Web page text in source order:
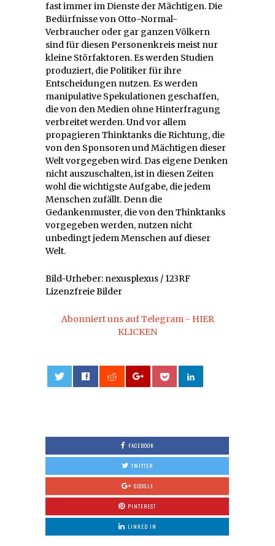
fast immer im Dienste der Mächtigen. Die
Bedürfnisse von Otto-Normal-
Verbraucher oder gar ganzen Völkern
sind für diesen Personenkreis meist nur
kleine Störfaktoren. Es werden Studien
produziert, die Politiker für ihre
Entscheidungen nutzen. Es werden
manipulative Spekulationen geschaffen,
die von den Medien ohne Hinterfragung
verbreitet werden. Und vor allem
propagieren Thinktanks die Richtung, die
von den Sponsoren und Mächtigen dieser
Welt vorgegeben wird. Das eigene Denken
nicht auszuschalten, ist in diesen Zeiten
wohl die wichtigste Aufgabe, die jedem
Menschen zufällt. Denn die
Gedankenmuster, die von den Thinktanks
vorgegeben werden, nutzen nicht
unbedingt jedem Menschen auf dieser
Welt.
Bild-Urheber: nexusplexus / 123RF
Lizenzfreie Bilder
Abonniert uns auf Telegram - HIER
KLICKEN
FACEBOOK
TWITTER
GOOGLE
PINTEREST
LINKED IN